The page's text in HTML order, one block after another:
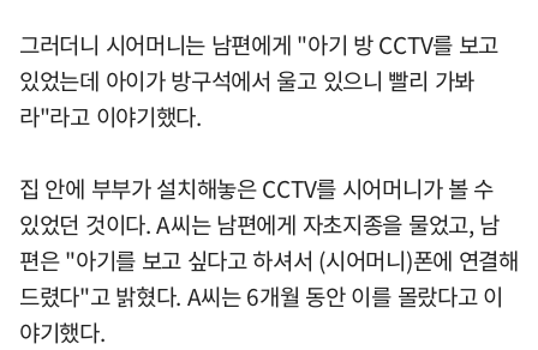
그러더니 시어머니는 남편에게 "아기 방 CCTV를 보고
있었는데 아이가 방구석에서 울고 있으니 빨리 가봐
라"라고 이야기했다.
집 안에 부부가 설치해놓은 CCTV를 시어머니가 볼 수
있었던 것이다. A씨는 남편에게 자초지종을 물었고, 남
편은 "아기를 보고 싶다고 하셔서 (시어머니)폰에 연결해
드렸다"고 밝혔다. A씨는 6개월 동안 이를 몰랐다고 이
야기했다.